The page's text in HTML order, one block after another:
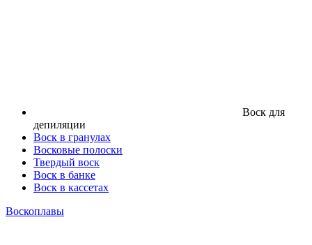
Воск для
депиляции
Воск в гранулах
Восковые полоски
Твердый воск
Воск в банке
Воск в кассетах
Воскоплавы